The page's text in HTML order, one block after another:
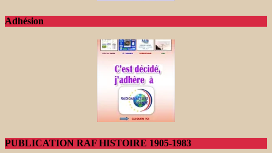
Adhésion
PUBLICATION RAF HISTOIRE 1905-1983